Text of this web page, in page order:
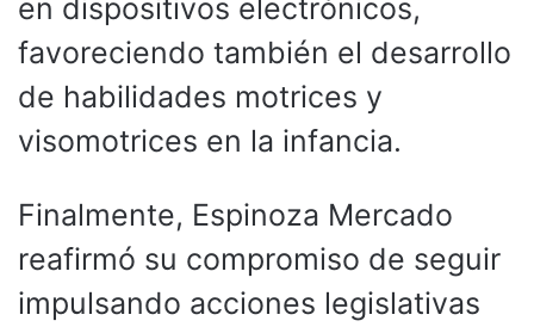
en dispositivos electrónicos,
favoreciendo también el desarrollo
de habilidades motrices y
visomotrices en la infancia.
Finalmente, Espinoza Mercado
reafirmó su compromiso de seguir
impulsando acciones legislativas